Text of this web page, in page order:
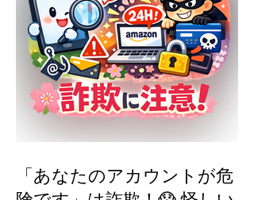
「あなたのアカウントが危